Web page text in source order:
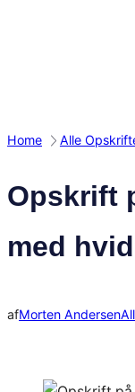
Home Alle
Opskrift
med
afMorten Andersen